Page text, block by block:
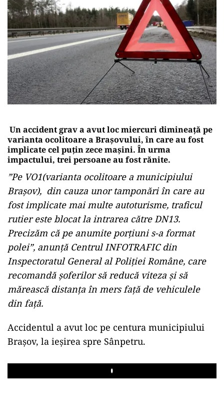
Un accident grav a avut loc miercuri dimineață pe
varianta ocolitoare a Brașovului, în care au fost
implicate cel puțin zece mașini. În urma
impactului, trei persoane au fost rănite.
”Pe VO1(varianta ocolitoare a municipiului
Braşov), din cauza unor tamponări în care au
fost implicate mai multe autoturisme, traficul
rutier este blocat la intrarea către DN13.
Precizăm că pe anumite porţiuni s-a format
polei”, anunţă Centrul INFOTRAFIC din
Inspectoratul General al Poliţiei Române, care
recomandă şoferilor să reducă viteza şi să
mărească distanţa în mers faţă de vehiculele
din faţă.
Accidentul a avut loc pe centura municipiului
Braşov, la ieşirea spre Sânpetru.
Play